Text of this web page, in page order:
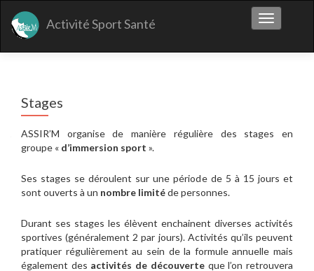
Afficher/
Activité Sport Santé
Stages
ASSIR’M organise de manière régulière des stages en
groupe « d’immersion sport ».
Ses stages se déroulent sur une période de 5 à 15 jours et
sont ouverts à un nombre limitéde personnes.
Durant ses stages les élèvent enchainent diverses activités
sportives (généralement 2 par jours). Activités qu’ils peuvent
pratiquer régulièrement au sein de la formule annuelle mais
également des activités de découverte que l’on retrouvera